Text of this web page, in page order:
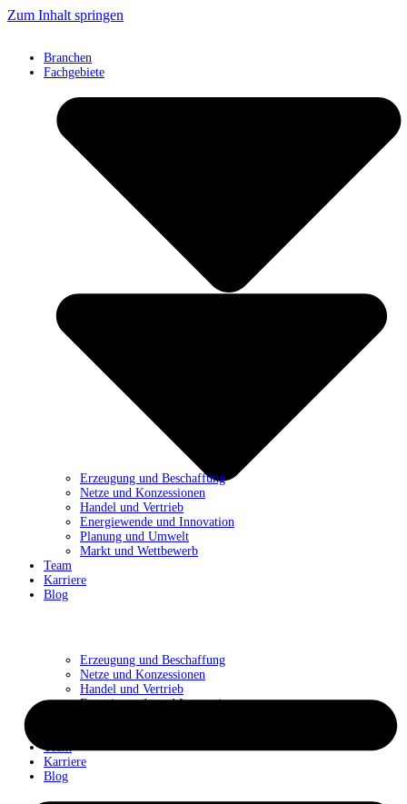
Zum Inhalt springen
Branchen
Fachgebiete
Erzeugung und Beschaffung
Netze und Konzessionen
Handel und Vertrieb
Energiewende und Innovation
Team
Karriere
Blog
Erzeugung und Beschaffung
Netze und Konzessionen
Handel und Vertrieb
Energiewende und Innovation
Planung und Umwelt
Markt und Wettbewerb
Team
Karriere
Blog